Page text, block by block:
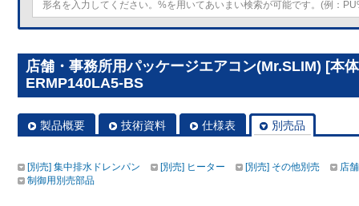
店舗・事務所用パッケージエアコン(Mr.SLIM) [本
ERMP140LA5-BS
製品概要 技術資料 仕様表 別売品
[別売] 集中排水ドレンパン [別売] ヒーター [別売] その他別売
店
制御用別売部品